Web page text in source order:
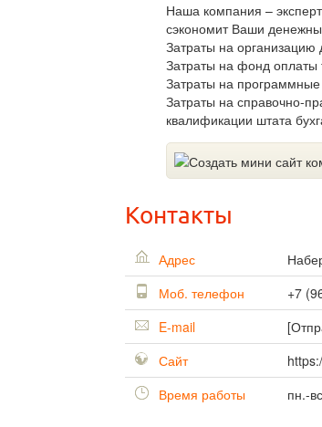
Наша компания –
сэкономит Ваши
Затраты на организацию
Затраты на фонд оплаты
Затраты на программные
Затраты на справочно-
квалификации штата
Контакты
Адрес
Моб. телефон
+7
E-mail
Сайт
Время работы
пн.-